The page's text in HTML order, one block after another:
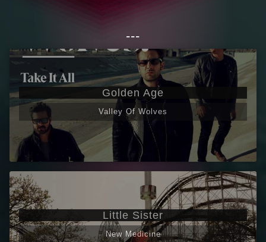
---
Golden Age
Valley Of Wolves
Little Sister
New Medicine